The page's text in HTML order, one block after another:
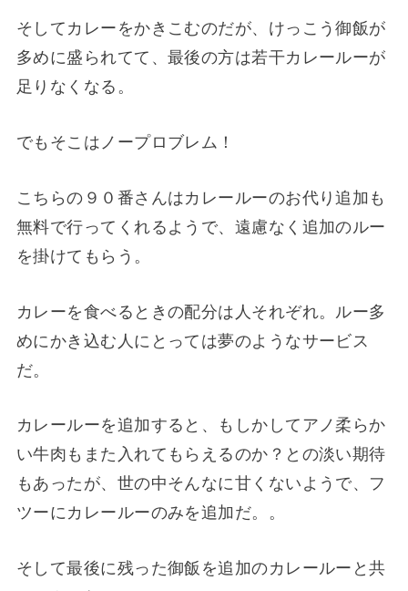
そしてカレーをかきこむのだが、けっこう御飯が
多めに盛られてて、最後の方は若干カレールーが
足りなくなる。
でもそこはノープロブレム！
こちらの９０番さんはカレールーのお代り追加も
無料で行ってくれるようで、遠慮なく追加のルー
を掛けてもらう。
カレーを食べるときの配分は人それぞれ。ルー多
めにかき込む人にとっては夢のようなサービス
だ。
カレールーを追加すると、もしかしてアノ柔らか
い牛肉もまた入れてもらえるのか？との淡い期待
もあったが、世の中そんなに甘くないようで、フ
ツーにカレールーのみを追加だ。。
そして最後に残った御飯を追加のカレールーと共